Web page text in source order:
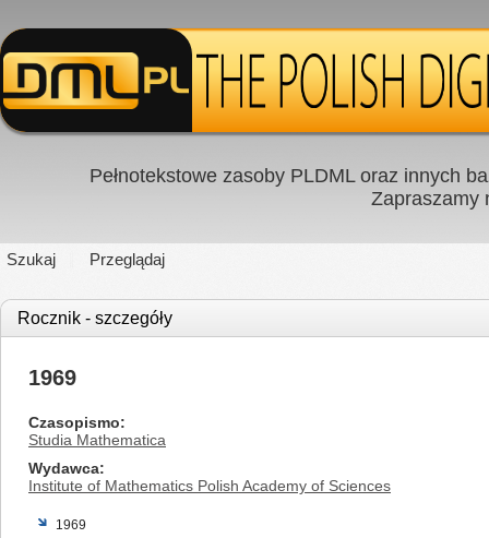
Pełnotekstowe zasoby PLDML oraz innych
Zapraszamy
Szukaj Przeglądaj
Rocznik - szczegóły
1969
Czasopismo
Studia Mathematica
Wydawca
Institute of Mathematics Polish Academy of Sciences
1969